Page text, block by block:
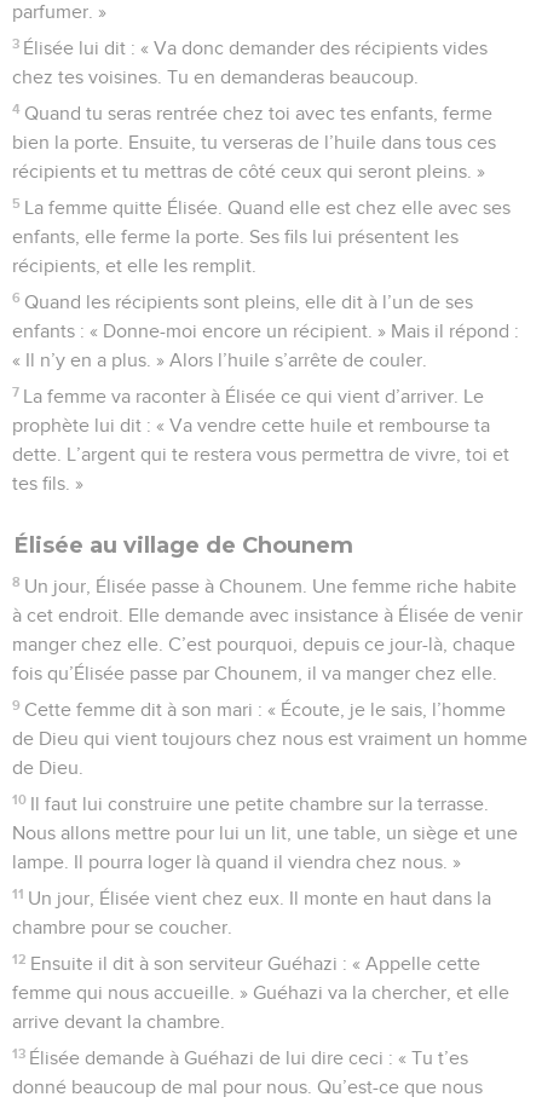
parfumer. »
3 Élisée lui dit : « Va donc demander des récipients vides
chez tes voisines. Tu en demanderas beaucoup.
4 Quand tu seras rentrée chez toi avec tes enfants, ferme
bien la porte. Ensuite, tu verseras de l’huile dans tous ces
récipients et tu mettras de côté ceux qui seront pleins. »
5 La femme quitte Élisée. Quand elle est chez elle avec ses
enfants, elle ferme la porte. Ses fils lui présentent les
récipients, et elle les remplit.
6 Quand les récipients sont pleins, elle dit à l’un de ses
enfants : « Donne-moi encore un récipient. » Mais il répond :
« Il n’y en a plus. » Alors l’huile s’arrête de couler.
7 La femme va raconter à Élisée ce qui vient d’arriver. Le
prophète lui dit : « Va vendre cette huile et rembourse ta
dette. L’argent qui te restera vous permettra de vivre, toi et
tes fils. »
Élisée au village de Chounem
8 Un jour, Élisée passe à Chounem. Une femme riche habite
à cet endroit. Elle demande avec insistance à Élisée de venir
manger chez elle. C’est pourquoi, depuis ce jour-là, chaque
fois qu’Élisée passe par Chounem, il va manger chez elle.
9 Cette femme dit à son mari : « Écoute, je le sais, l’homme
de Dieu qui vient toujours chez nous est vraiment un homme
de Dieu.
10 Il faut lui construire une petite chambre sur la terrasse.
Nous allons mettre pour lui un lit, une table, un siège et une
lampe. Il pourra loger là quand il viendra chez nous. »
11 Un jour, Élisée vient chez eux. Il monte en haut dans la
chambre pour se coucher.
12 Ensuite il dit à son serviteur Guéhazi : « Appelle cette
femme qui nous accueille. » Guéhazi va la chercher, et elle
arrive devant la chambre.
13 Élisée demande à Guéhazi de lui dire ceci : « Tu t’es
donné beaucoup de mal pour nous. Qu’est-ce que nous